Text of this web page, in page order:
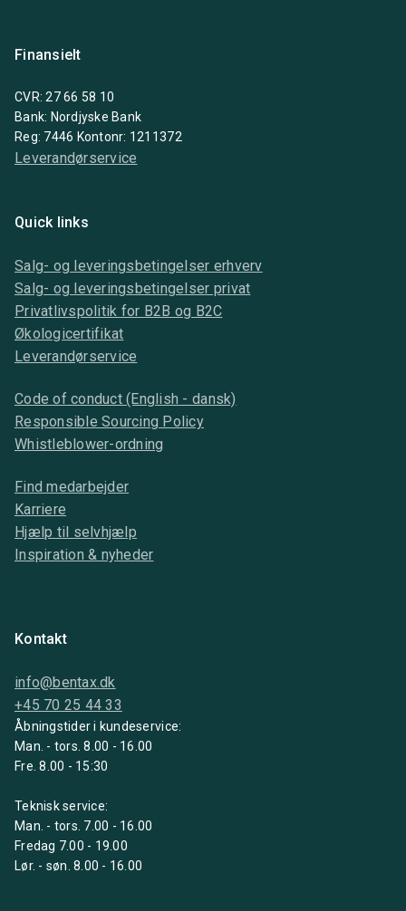
Finansielt
CVR: 27 66 58 10
Bank: Nordjyske Bank
Reg: 7446 Kontonr: 1211372
Leverandørservice
Quick links
Salg- og leveringsbetingelser erhverv
Salg- og leveringsbetingelser privat
Privatlivspolitik for B2B og B2C
Økologicertifikat
Leverandørservice
Code of conduct (English - dansk)
Responsible Sourcing Policy
Whistleblower-ordning
Find medarbejder
Karriere
Hjælp til selvhjælp
Inspiration & nyheder
Kontakt
info@bentax.dk
+45 70 25 44 33
Åbningstider i kundeservice:
Man. - tors. 8.00 - 16.00
Fre. 8.00 - 15:30
Teknisk service:
Man. - tors. 7.00 - 16.00
Fredag 7.00 - 19.00
Lør. - søn. 8.00 - 16.00